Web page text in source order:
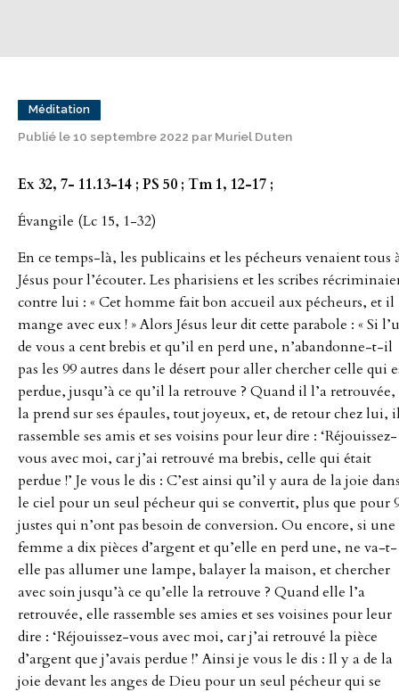
Méditation
Publié le 10 septembre 2022 par Muriel Duten
Ex 32, 7- 11.13-14 ; PS 50 ; Tm 1, 12-17 ;
Évangile (Lc 15, 1-32)
En ce temps-là, les publicains et les pécheurs venaient tous
Jésus pour l’écouter. Les pharisiens et les scribes
contre lui : « Cet homme fait bon accueil aux pécheurs, et il
mange avec eux ! » Alors Jésus leur dit cette parabole : « Si
de vous a cent brebis et qu’il en perd une, n’abandonne-t-il
pas les 99 autres dans le désert pour aller chercher celle qui
perdue, jusqu’à ce qu’il la retrouve ? Quand il l’a
la prend sur ses épaules, tout joyeux, et, de retour chez lui,
rassemble ses amis et ses voisins pour leur dire : ‘Réjouissez-
vous avec moi, car j’ai retrouvé ma brebis, celle qui était
perdue !’ Je vous le dis : C’est ainsi qu’il y aura de la joie
le ciel pour un seul pécheur qui se convertit, plus que pour
justes qui n’ont pas besoin de conversion. Ou encore, si une
femme a dix pièces d’argent et qu’elle en perd une, ne va-t-
elle pas allumer une lampe, balayer la maison, et chercher
avec soin jusqu’à ce qu’elle la retrouve ? Quand elle l’a
retrouvée, elle rassemble ses amies et ses voisines pour leur
dire : ‘Réjouissez-vous avec moi, car j’ai retrouvé la pièce
d’argent que j’avais perdue !’ Ainsi je vous le dis : Il y a de la
joie devant les anges de Dieu pour un seul pécheur qui se